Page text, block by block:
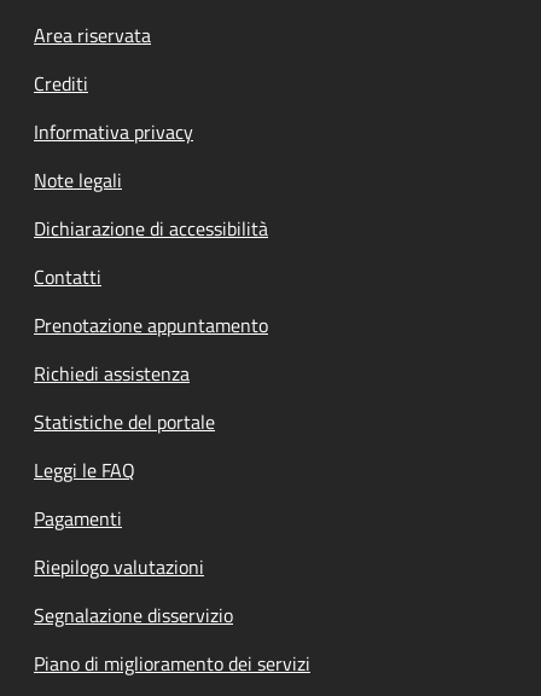
Footer menu
Area riservata
Crediti
Informativa privacy
Note legali
Dichiarazione di accessibilità
Contatti
Prenotazione appuntamento
Richiedi assistenza
Statistiche del portale
Leggi le FAQ
Pagamenti
Riepilogo valutazioni
Segnalazione disservizio
Piano di miglioramento dei servizi